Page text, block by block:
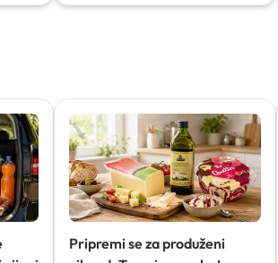
Pripremi se za produženi